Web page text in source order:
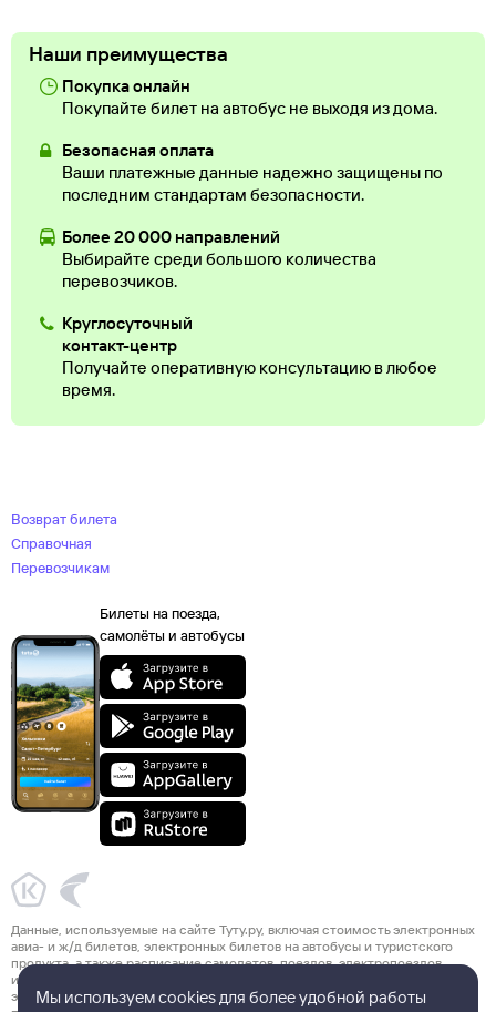
Наши преимущества
Покупка онлайн
Покупайте билет на автобус не выходя из дома.
Безопасная оплата
Ваши платежные данные надежно защищены по
последним стандартам безопасности.
Более 20 000 направлений
Выбирайте среди большого количества
перевозчиков.
Круглосуточный
контакт-центр
Получайте оперативную консультацию в любое
время.
Возврат билета
Справочная
Перевозчикам
Билеты на поезда,
самолёты и автобусы
Данные, используемые на сайте Туту.ру, включая стоимость электронных
авиа- и ж/д билетов, электронных билетов на автобусы и туристского
продукта, а также расписание самолетов, поездов, электропоездов
и автобусов взяты из официальных источников. Туристский продукт,
электронные авиа- и ж/д билеты, электронные билеты на автобусы
Мы используем cookies для более удобной работы